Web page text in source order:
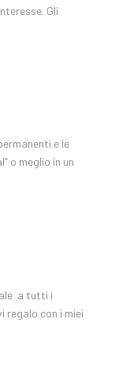
Gli
e le
o meglio in un
a tutti i
regalo con i miei